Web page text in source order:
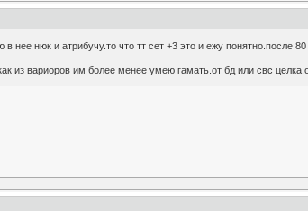
нее нюк и атрибучу.то что тт сет +3 это и ежу понятно.после
из вариоров им более менее умею гамать.от бд или свс